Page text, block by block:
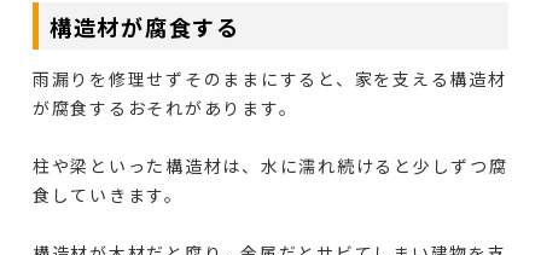
構造材が腐食する
雨漏りを修理せずそのままにすると、家を支える構造材
が腐食するおそれがあります。
柱や梁といった構造材は、水に濡れ続けると少しずつ腐
食していきます。